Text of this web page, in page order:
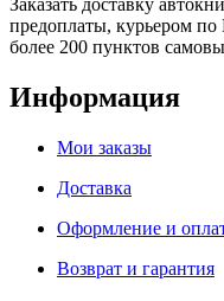
Заказать доставку
предоплаты, курьером
более 200 пунктов
Информация
Мои заказы
Доставка
Оформление и
Возврат и гарантия